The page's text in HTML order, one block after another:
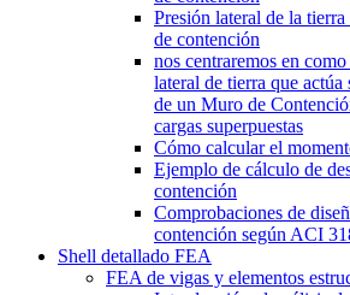
Presión lateral de la
de contención
nos centraremos en
lateral de tierra que
de un Muro de
cargas superpuestas
Cómo calcular el
Ejemplo de cálculo de
contención
Comprobaciones de
contención según ACI
Shell detallado FEA
FEA de vigas y elementos